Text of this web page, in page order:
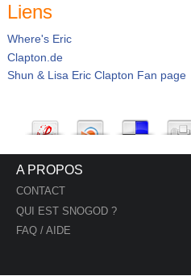
Liens
Where's Eric
Clapton.de
Shun & Lisa Eric Clapton Fan page
A PROPOS
CONTACT
QUI EST SNOGOD ?
FAQ / AIDE